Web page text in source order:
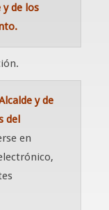
y de los
y de
del
en